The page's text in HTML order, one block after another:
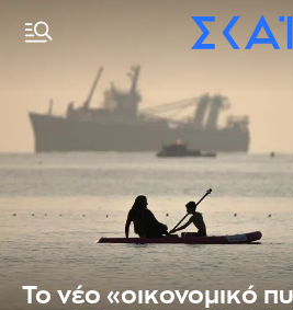
Το νέο «οικονομικό